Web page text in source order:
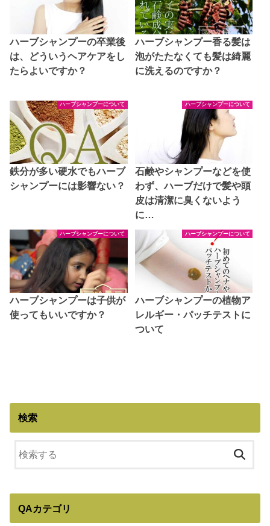
ハーブシャンプーの卒業後
は、どういうヘアケアをし
たらよいですか？
ハーブシャンプー香る髪は
泡がたたなくても髪は綺麗
に洗えるのですか？
ハーブシャンプーについて
鉄分が多い硬水でもハーブ
シャンプーには影響ない？
ハーブシャンプーについて
石鹸やシャンプーなどを使
わず、ハーブだけで髪や頭
皮は清潔に臭くないよう
に…
ハーブシャンプーについて
ハーブシャンプーは子供が
使ってもいいですか？
ハーブシャンプーについて
ハーブシャンプーの植物ア
レルギー・パッチテストに
ついて
検索
QAカテゴリ